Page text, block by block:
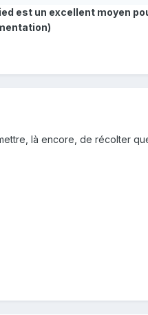
est un excellent moyen
là encore, de récolter